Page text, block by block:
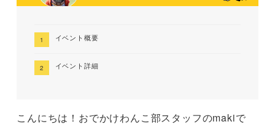
イベント概要
イベント詳細
こんにちは！おでかけわんこ部スタッフのmakiで